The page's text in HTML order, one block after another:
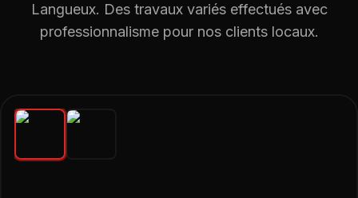
Langueux. Des travaux variés effectués avec
professionnalisme pour nos clients locaux.
Langueux